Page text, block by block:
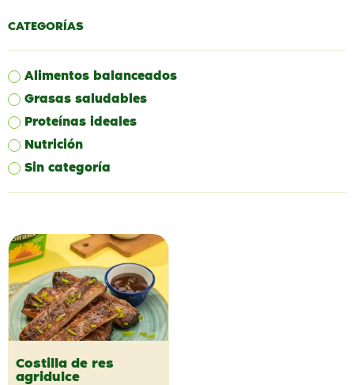
CATEGORÍAS
Alimentos balanceados
Grasas saludables
Proteínas ideales
Nutrición
Sin categoría
Costilla de res
agridulce